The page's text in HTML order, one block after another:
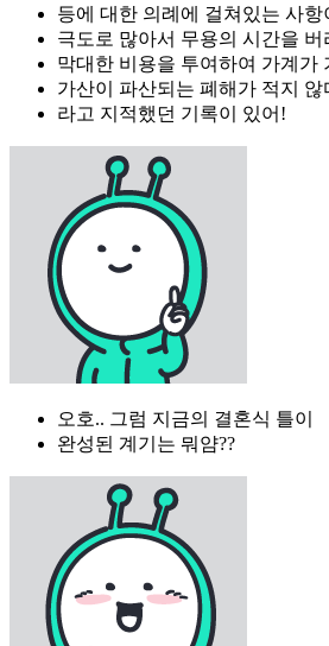
등에 대한 의례에 걸쳐있는 사항
극도로 많아서 무용의 시간을 버
막대한 비용을 투여하여 가계가
가산이 파산되는 폐해가 적지 않
라고 지적했던 기록이 있어!
오호.. 그럼 지금의 결혼식 틀이
완성된 계기는 뭐얌??